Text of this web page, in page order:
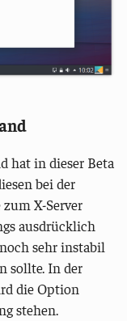
hat in dieser Beta
bei der
X-Server
ausdrücklich
sehr instabil
sollte. In der
die Option
stehen.